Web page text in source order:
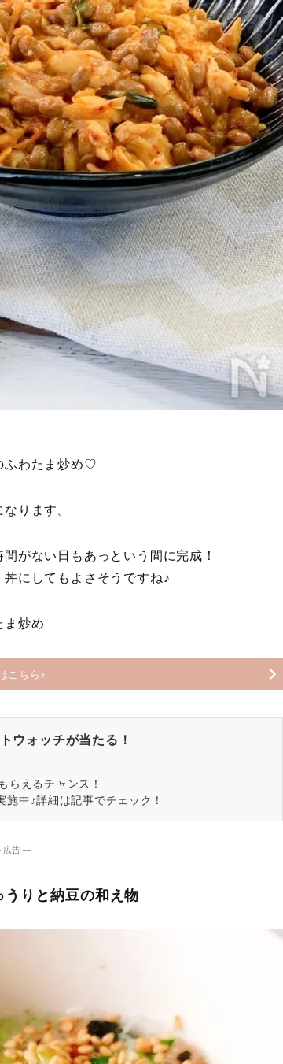
ふわたま炒め♡
ります。
がない日もあっという間に完成！
にしてもよさそうですね♪
炒め
こちら♪
ウォッチが当たる！
らえるチャンス！
中♪詳細は記事でチェック！
告 ―
りと納豆の和え物